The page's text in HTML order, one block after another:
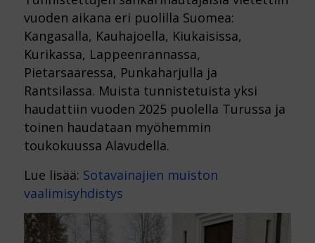
vuoden aikana eri puolilla Suomea:
Kangasalla, Kauhajoella, Kiukaisissa,
Kurikassa, Lappeenrannassa,
Pietarsaaressa, Punkaharjulla ja
Rantsilassa. Muista tunnistetuista yksi
haudattiin vuoden 2025 puolella Turussa ja
toinen haudataan myöhemmin
toukokuussa Alavudella.
Lue lisää: Sotavainajien muiston
vaalimisyhdistys